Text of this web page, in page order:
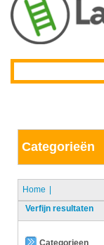
Categorieën
Home
Verfijn resultaten
Categorieen